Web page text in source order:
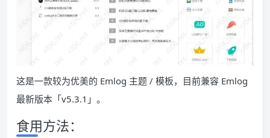
这是一款较为优美的 Emlog 主题 / 模板，目前兼容 Emlog
最新版本「v5.3.1」。
食用方法：